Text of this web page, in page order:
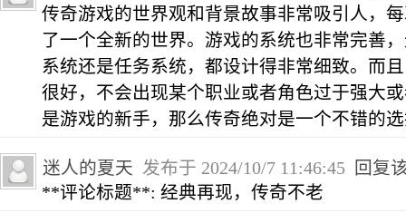
传奇游戏的世界观和背景故事非常吸引人，
了一个全新的世界。游戏的系统也非常完善
系统还是任务系统，都设计得非常细致。而
很好，不会出现某个职业或者角色过于强大
是游戏的新手，那么传奇绝对是一个不错的
迷人的夏天 发布于 2024/10/7 11:46:45
回复
**评论标题**: 经典再现，传奇不老